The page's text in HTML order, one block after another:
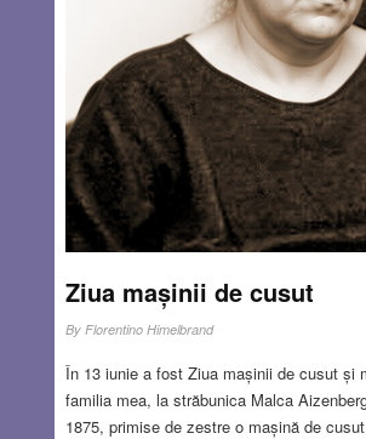
continuare Galiția. Și întemeierea Galiției
a Moldovei: Cnezatul de Halîci (Halych) a
„descălecat” pe la 1100 de un prinț din
întemeietorul Rusiei Kievene. (În litere
Galîci, cu G, dar ucrainenii îl pronunță H.)
secol, acesta s-a unit cu Volînia (ținutul
nord), formând un stat puternic:
Galiția-Volînia care a dăinuit până pe la
cucerit de Polonia.
Read more…
JUN 25, 2026
Ziua mașinii de cusut
By Florentino Himelbrand
În 13 iunie a fost Ziua mașinii de cusut și
familia mea, la străbunica Malca
1875, primise de zestre o mașină de